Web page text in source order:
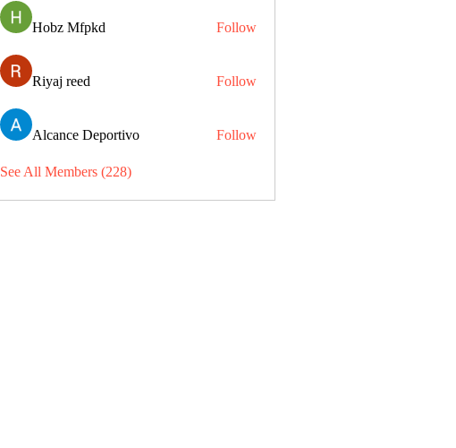
Hobz Mfpkd Follow
Riyaj reed Follow
Alcance Deportivo Follow
See All Members (228)